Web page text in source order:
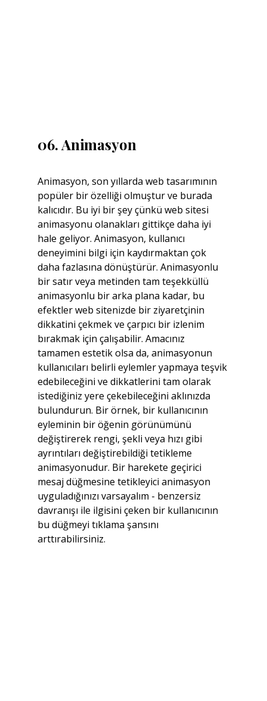
06. Animasyon
Animasyon, son yıllarda web tasarımının
popüler bir özelliği olmuştur ve burada
kalıcıdır. Bu iyi bir şey çünkü web sitesi
animasyonu olanakları gittikçe daha iyi
hale geliyor. Animasyon, kullanıcı
deneyimini bilgi için kaydırmaktan çok
daha fazlasına dönüştürür. Animasyonlu
bir satır veya metinden tam teşekküllü
animasyonlu bir arka plana kadar, bu
efektler web sitenizde bir ziyaretçinin
dikkatini çekmek ve çarpıcı bir izlenim
bırakmak için çalışabilir. Amacınız
tamamen estetik olsa da, animasyonun
kullanıcıları belirli eylemler yapmaya teşvik
edebileceğini ve dikkatlerini tam olarak
istediğiniz yere çekebileceğini aklınızda
bulundurun. Bir örnek, bir kullanıcının
eyleminin bir öğenin görünümünü
değiştirerek rengi, şekli veya hızı gibi
ayrıntıları değiştirebildiği tetikleme
animasyonudur. Bir harekete geçirici
mesaj düğmesine tetikleyici animasyon
uyguladığınızı varsayalım - benzersiz
davranışı ile ilgisini çeken bir kullanıcının
bu düğmeyi tıklama şansını
arttırabilirsiniz.